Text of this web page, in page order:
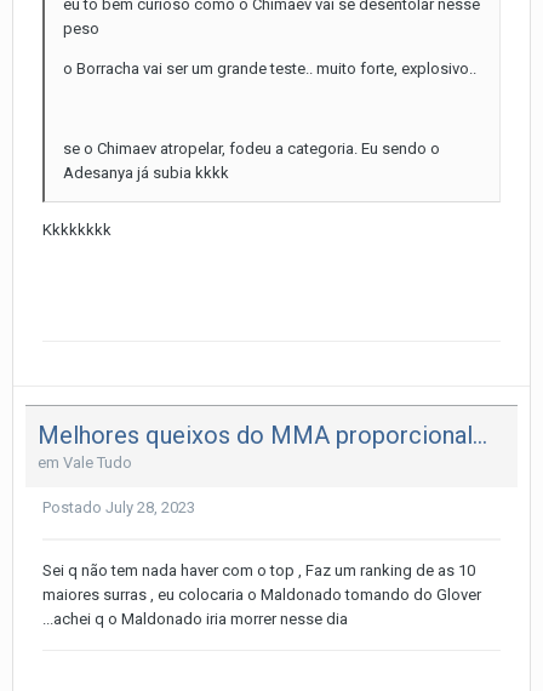
eu to bem curioso como o Chimaev vai se desentolar nesse
peso
o Borracha vai ser um grande teste.. muito forte, explosivo..
se o Chimaev atropelar, fodeu a categoria. Eu sendo o
Adesanya já subia kkkk
Kkkkkkkk
Melhores queixos do MMA proporcionalmente em seus auges
em Vale Tudo
Postado July 28, 2023
Sei q não tem nada haver com o top , Faz um ranking de as 10
maiores surras , eu colocaria o Maldonado tomando do Glover
...achei q o Maldonado iria morrer nesse dia